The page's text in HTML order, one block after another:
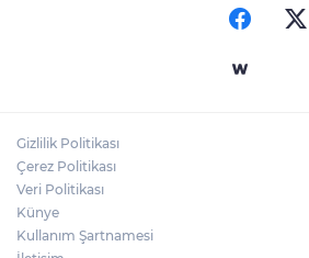
Gizlilik Politikası
Çerez Politikası
Veri Politikası
Künye
Kullanım Şartnamesi